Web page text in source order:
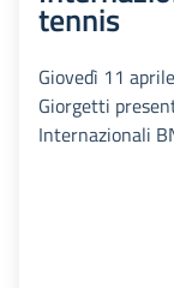
tennis
Giovedì 11
Giorgetti
Internazionali